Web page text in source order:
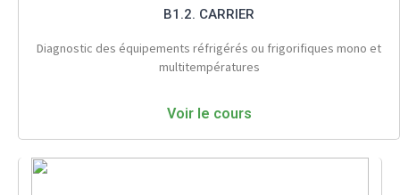
B1.2. CARRIER
Diagnostic des équipements réfrigérés ou frigorifiques mono et
multitempératures
Voir le cours